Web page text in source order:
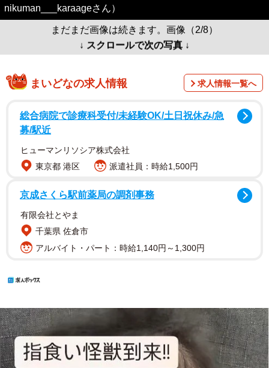
nikuman___karaageさん）
まだまだ画像は続きます。画像（2/8）
↓ スクロールで次の写真 ↓
まいどなの求人情報 求人情報一覧へ
総合病院で診療科受付/未経験OK/土日祝休み/急
募/駅近
ヒューマンリソシア株式会社
東京都 港区
派遣社員：時給1,500円
京成さくら駅前薬局の調剤事務
有限会社とやま
千葉県 佐倉市
アルバイト・パート：時給1,140円～1,300円